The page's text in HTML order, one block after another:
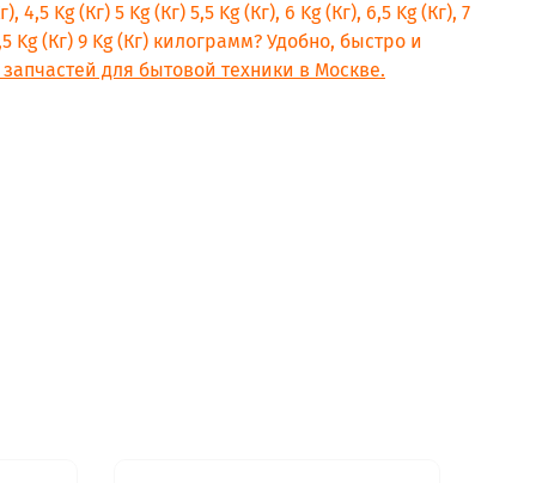
4,5 Kg (Кг) 5 Kg (Кг) 5,5 Kg (Кг), 6 Kg (Кг), 6,5 Kg (Кг), 7
Kg (Кг) 9 Kg (Кг) килограмм? Удобно, быстро и
для бытовой техники в Москве.